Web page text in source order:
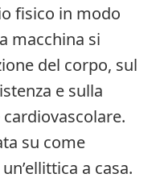
fisico in modo
macchina si
del corpo, sul
e sulla
su come
a casa.